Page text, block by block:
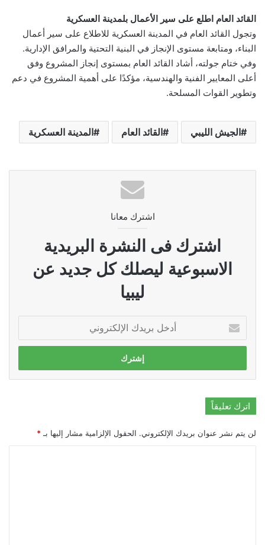
القائد العام اطلع على سير الأعمال بلمدينة العسكرية
وتجول القائد العام في المدينة العسكرية للاطلاع على سير أعمال
البناء، ومتابعة مستوى الإنجاز في البنية التحتية والمرافق الإدارية.
وفي ختام جولته، أشاد القائد العام بمستوى إنجاز المشروع وفق
أعلى المعايير الفنية والهندسية، مؤكدًا على أهمية المشروع في دعم
وتطوير القوات المسلحة.
الجيش الليبي القائد العام المدينة العسكرية
اشترك معانا
اشترك فى النشرة البريدية
الاسبوعية ليصلك كل جديد عن
ليبيا
بريدك
الإلكتروني
اترك تعليقاً
لن يتم نشر عنوان بريدك الإلكتروني. الحقول الإلزامية مشار إليها بـ *